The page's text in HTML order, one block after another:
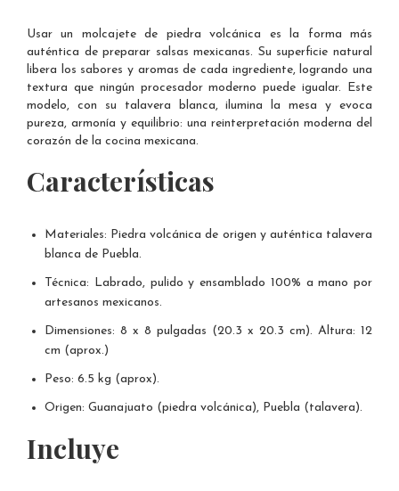
Usar un molcajete de piedra volcánica es la forma más
auténtica de preparar salsas mexicanas. Su superficie natural
libera los sabores y aromas de cada ingrediente, logrando una
textura que ningún procesador moderno puede igualar. Este
modelo, con su talavera blanca, ilumina la mesa y evoca
pureza, armonía y equilibrio: una reinterpretación moderna del
corazón de la cocina mexicana.
Características
Materiales: Piedra volcánica de origen y auténtica talavera
blanca de Puebla.
Técnica: Labrado, pulido y ensamblado 100% a mano por
artesanos mexicanos.
Dimensiones: 8 x 8 pulgadas (20.3 x 20.3 cm). Altura: 12
cm (aprox.)
Peso: 6.5 kg (aprox).
Origen: Guanajuato (piedra volcánica), Puebla (talavera).
Incluye